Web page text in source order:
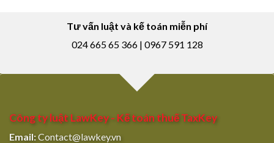
Tư vấn luật và kế toán miễn phí
024 665 65 366 | 0967 591 128
Công ty luật LawKey - Kế toán thuế TaxKey
Email:Contact@lawkey.vn